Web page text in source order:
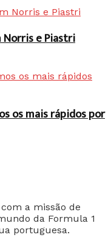
e Piastri
os mais rápidos por
a missão de
da Formula 1
portuguesa.